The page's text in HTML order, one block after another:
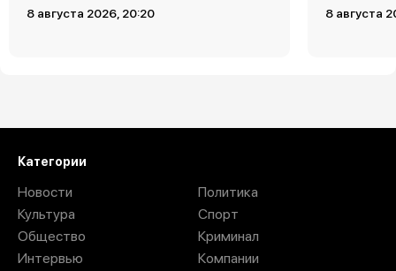
8 августа 2026, 20:20 8 августа
Категории
Новости
Культура
Общество
Интервью
Политика
Спорт
Криминал
Компании